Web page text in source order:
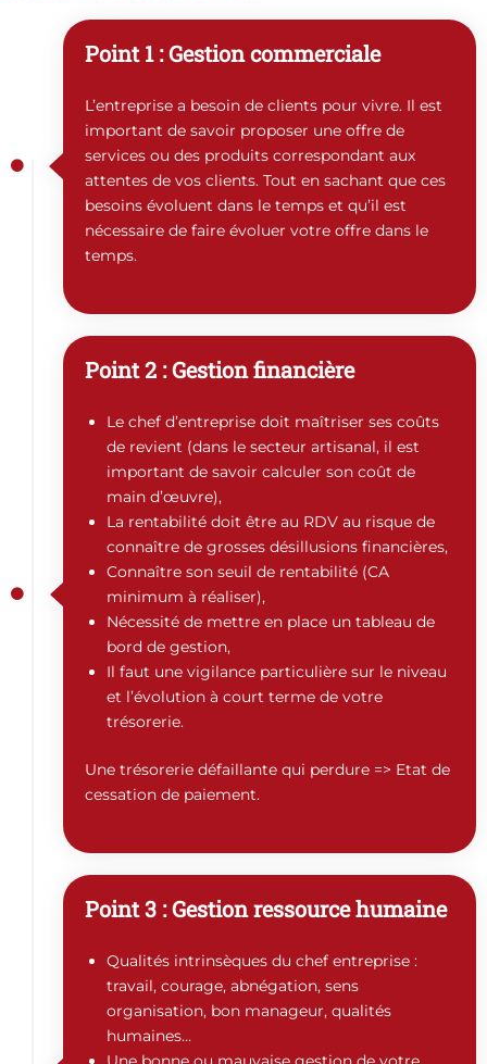
Point 1 : Gestion commerciale
L’entreprise a besoin de clients pour vivre. Il est
important de savoir proposer une offre de
services ou des produits correspondant aux
attentes de vos clients. Tout en sachant que ces
besoins évoluent dans le temps et qu’il est
nécessaire de faire évoluer votre offre dans le
temps.
Point 2 : Gestion financière
Le chef d’entreprise doit maîtriser ses coûts
de revient (dans le secteur artisanal, il est
important de savoir calculer son coût de
main d’œuvre),
La rentabilité doit être au RDV au risque de
connaître de grosses désillusions financières,
Connaître son seuil de rentabilité (CA
minimum à réaliser),
Nécessité de mettre en place un tableau de
bord de gestion,
Il faut une vigilance particulière sur le niveau
et l’évolution à court terme de votre
trésorerie.
Une trésorerie défaillante qui perdure => Etat de
cessation de paiement.
Point 3 : Gestion ressource humaine
Qualités intrinsèques du chef entreprise :
travail, courage, abnégation, sens
organisation, bon manageur, qualités
humaines…